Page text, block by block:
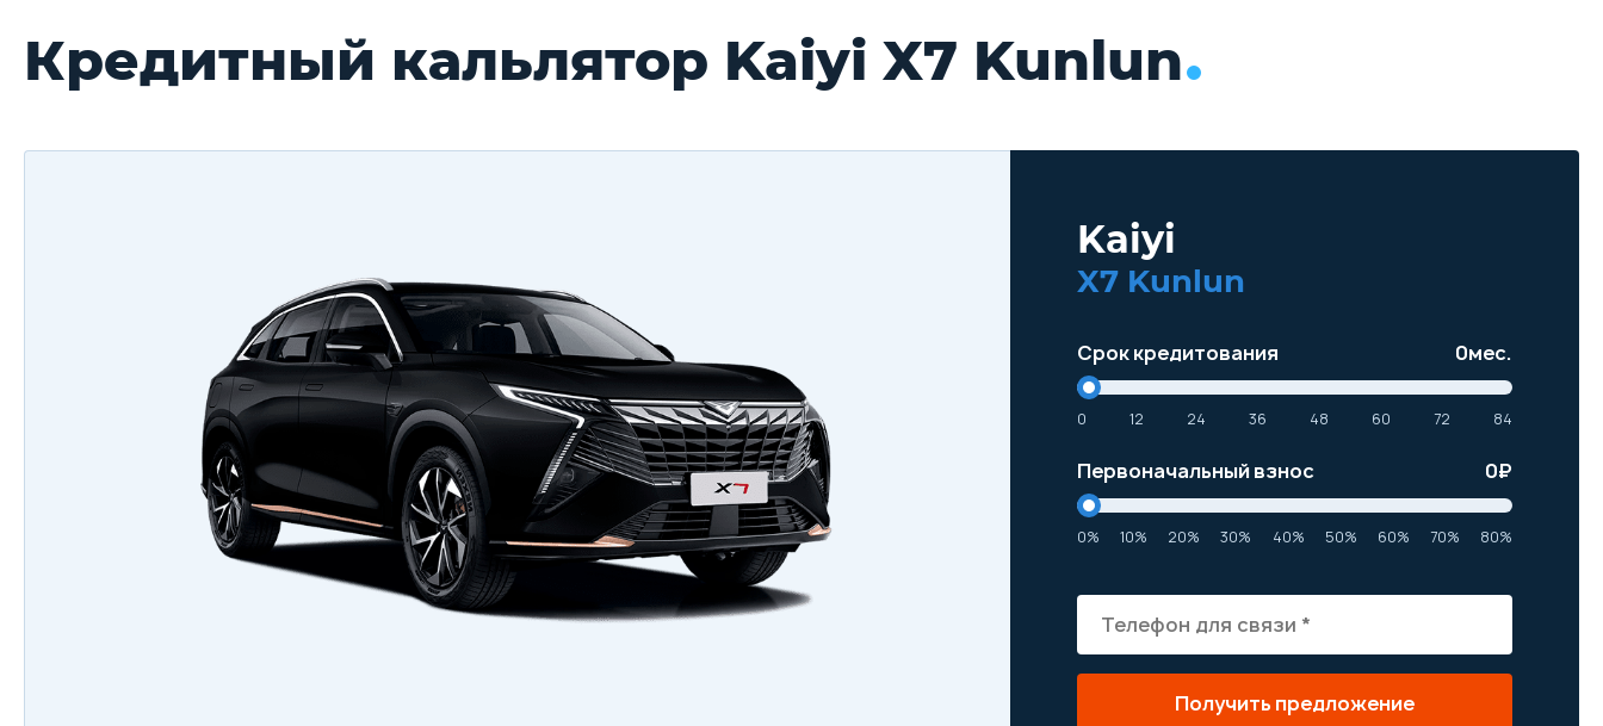
Кредитный кальлятор Kaiyi X7 Kunlun
Kaiyi
X7 Kunlun
Срок кредитования 0мес.
0 12 24 36 48 60 72 84
Первоначальный взнос 0₽
0% 10% 20% 30% 40% 50% 60% 70% 80%
Получить предложение